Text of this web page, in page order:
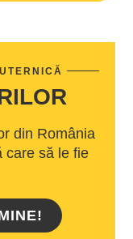
din România
care să le fie